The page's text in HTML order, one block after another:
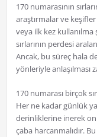
170 numarasının
araştırmalar ve
veya ilk kez
sırlarının perdesi
Ancak, bu süreç hala
yönleriyle anlaşılması
170 numarası birçok
Her ne kadar günlük
derinliklerine inerek
çaba harcanmalıdır.